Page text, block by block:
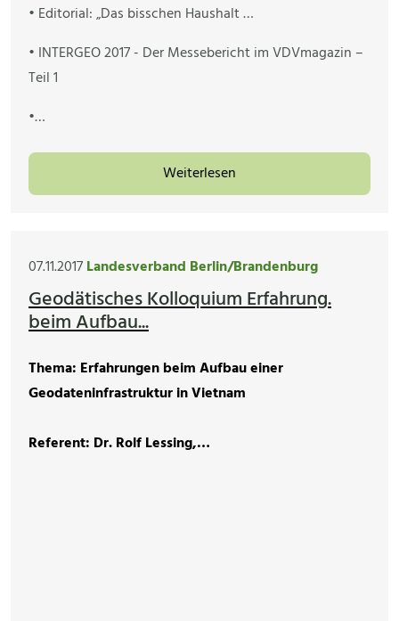
• Editorial: „Das bisschen Haushalt …
• INTERGEO 2017 - Der Messebericht im VDVmagazin –
Teil 1
•…
Weiterlesen
07.11.2017Landesverband Berlin/Brandenburg
Geodätisches Kolloquium Erfahrung.
beim Aufbau...
Thema: Erfahrungen beim Aufbau einer
Geodateninfrastruktur in Vietnam
Referent: Dr. Rolf Lessing,…